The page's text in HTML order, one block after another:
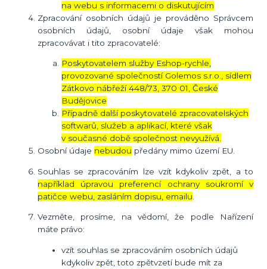
na webu s informacemi o diskutujícím
Zpracování osobních údajů je prováděno Správcem
osobních údajů, osobní údaje však mohou
zpracovávat i tito zpracovatelé:
Poskytovatelem služby Eshop-rychle,
provozované společností Golemos s.r.o., sídlem
Zátkovo nábřeží 448/73, 370 01, České
Budějovice
Případně další poskytovatelé zpracovatelských
softwarů, služeb a aplikací, které však
v současné době společnost nevyužívá.
Osobní údaje nebudou předány mimo území EU.
Souhlas se zpracováním lze vzít kdykoliv zpět, a to
například úpravou preferencí ochrany soukromí v
patičce webu, zasláním dopisu, emailu
Vezměte, prosíme, na vědomí, že podle Nařízení
máte právo:
vzít souhlas se zpracováním osobních údajů
kdykoliv zpět, toto zpětvzetí bude mít za